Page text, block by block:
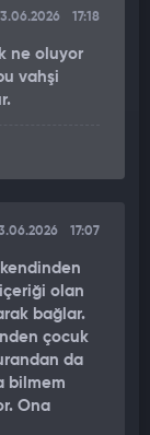
17:18
ne oluyor
vahşi
17:07
olan
bağlar.
çocuk
da
bilmem
Ona